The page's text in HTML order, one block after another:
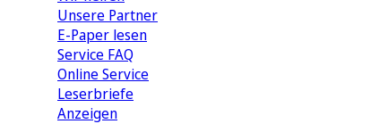
Unsere Partner
E-Paper lesen
Service FAQ
Online Service
Leserbriefe
Anzeigen